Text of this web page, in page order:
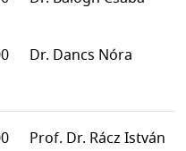
Dr. Dancs Nóra
Prof. Dr. Rácz István